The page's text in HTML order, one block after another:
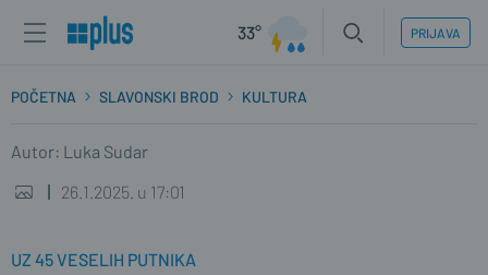
33° PRIJAVA
POČETNA SLAVONSKI BROD KULTURA
Autor: Luka Sudar
26.1.2025. u 17:01
UZ 45 VESELIH PUTNIKA